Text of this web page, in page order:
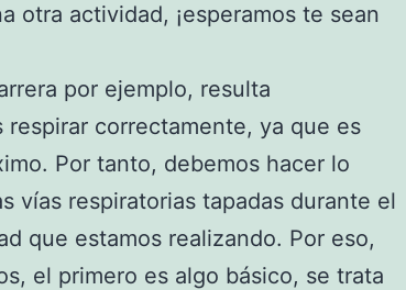
otra actividad, ¡esperamos te sean
por ejemplo, resulta
correctamente, ya que es
Por tanto, debemos hacer lo
vías respiratorias tapadas durante el
que estamos realizando. Por eso,
el primero es algo básico, se trata